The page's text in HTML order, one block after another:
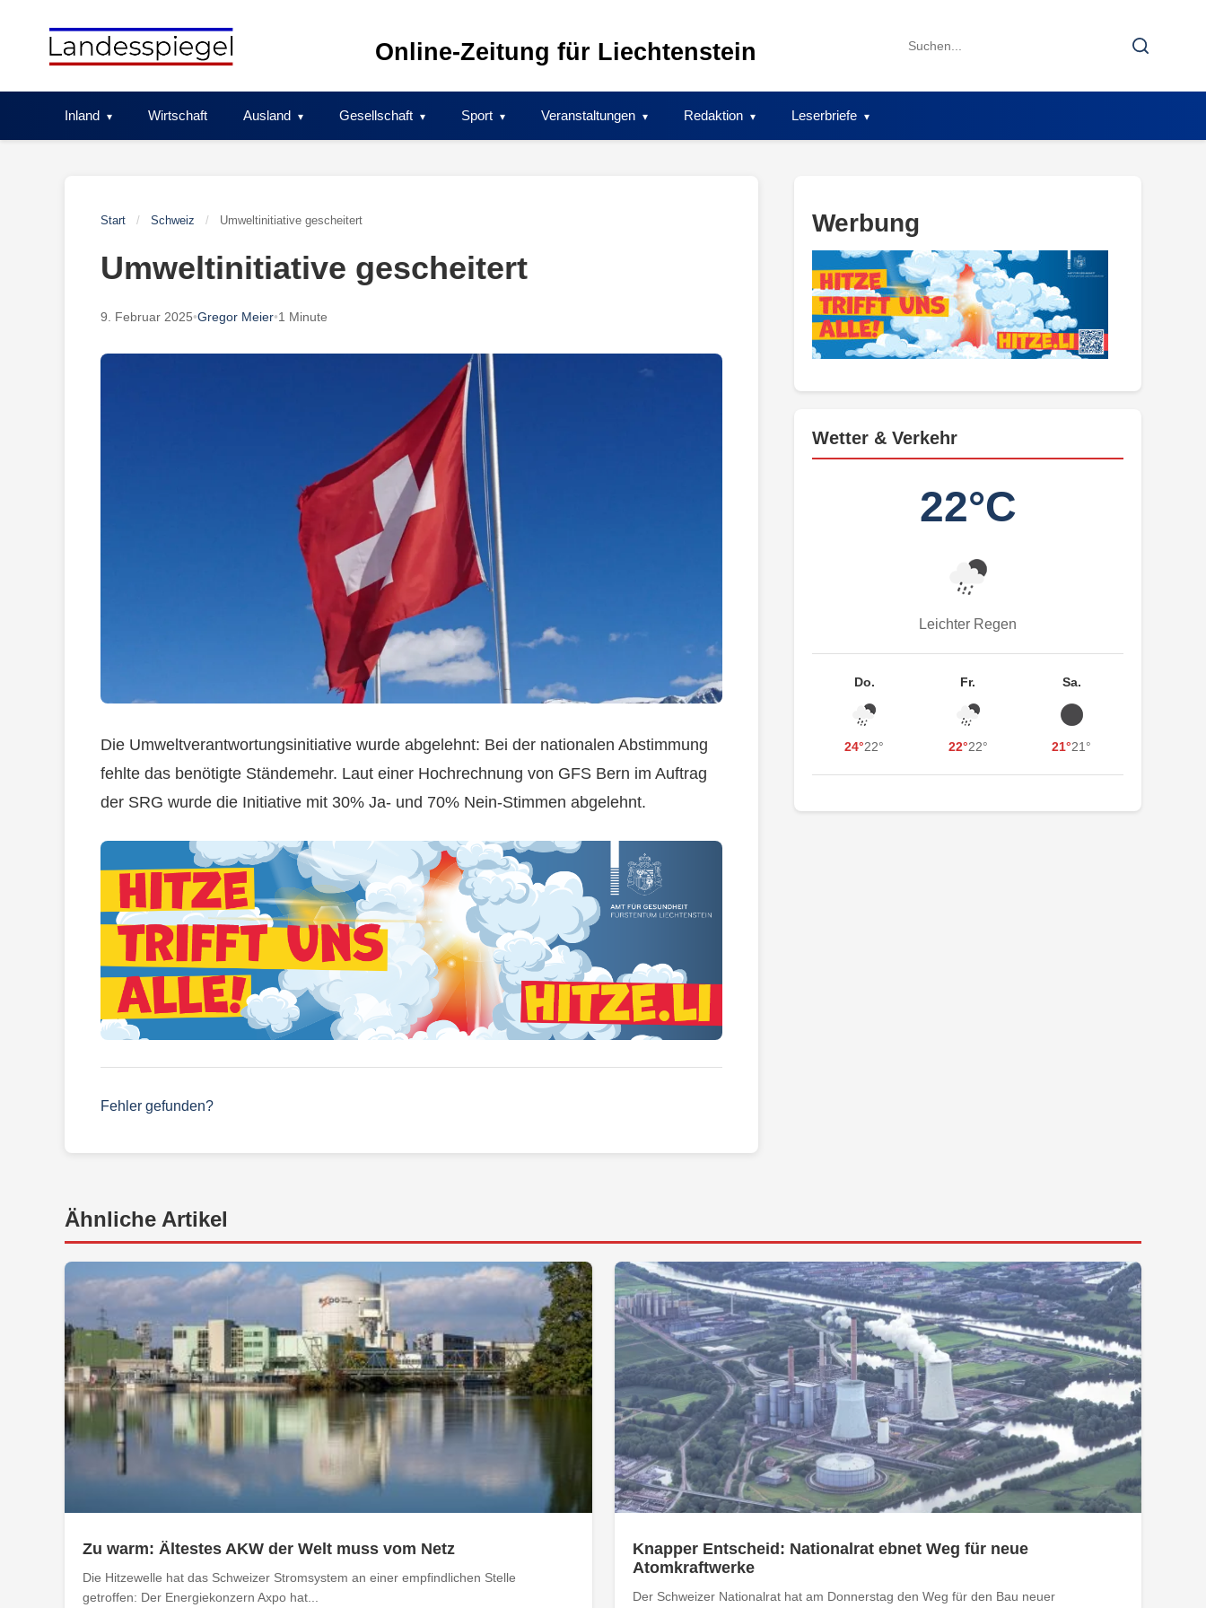
Online-Zeitung für Liechtenstein
Search
Search
Inland Wirtschaft Ausland Gesellschaft Sport Veranstaltungen Redaktion Leserbriefe
Start / Schweiz / Umweltinitiative gescheitert
Umweltinitiative gescheitert
9. Februar 2025•Gregor Meier•1 Minute
Die Umweltverantwortungsinitiative wurde abgelehnt: Bei der nationalen Abstimmung
fehlte das benötigte Ständemehr. Laut einer Hochrechnung von GFS Bern im Auftrag
der SRG wurde die Initiative mit 30% Ja- und 70% Nein-Stimmen abgelehnt.
Fehler gefunden?
Werbung
Wetter & Verkehr
22°C
Leichter Regen
Do.
24°22°
Fr.
22°22°
Sa.
21°21°
Ähnliche Artikel
Zu warm: Ältestes AKW der Welt muss vom Netz
Die Hitzewelle hat das Schweizer Stromsystem an einer empfindlichen Stelle
getroffen: Der Energiekonzern Axpo hat...
Knapper Entscheid: Nationalrat ebnet Weg für neue
Atomkraftwerke
Der Schweizer Nationalrat hat am Donnerstag den Weg für den Bau neuer